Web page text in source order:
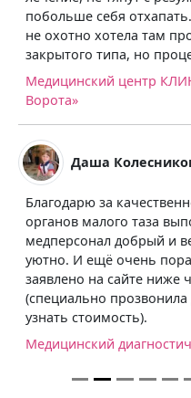
побольше себя
не охотно хотела там
закрытого типа, но
Медицинский центр
Ворота»
Даша
Благодарю за
органов малого таза
медперсонал добрый и
уютно. И ещё очень
заявлено на сайте ниже
(специально
узнать стоимость).
Медицинский